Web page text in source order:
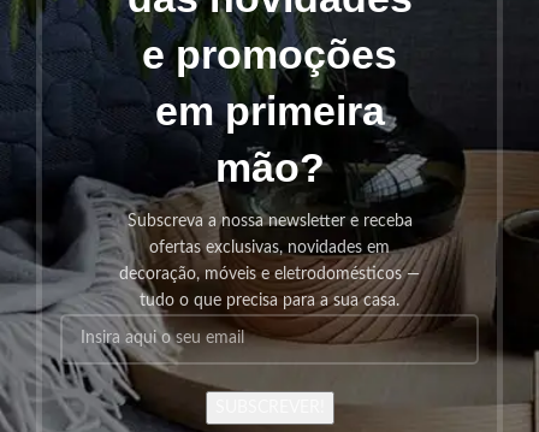
e promoções
em primeira
mão?
Subscreva a nossa newsletter e receba
ofertas exclusivas, novidades em
decoração, móveis e eletrodomésticos —
tudo o que precisa para a sua casa.